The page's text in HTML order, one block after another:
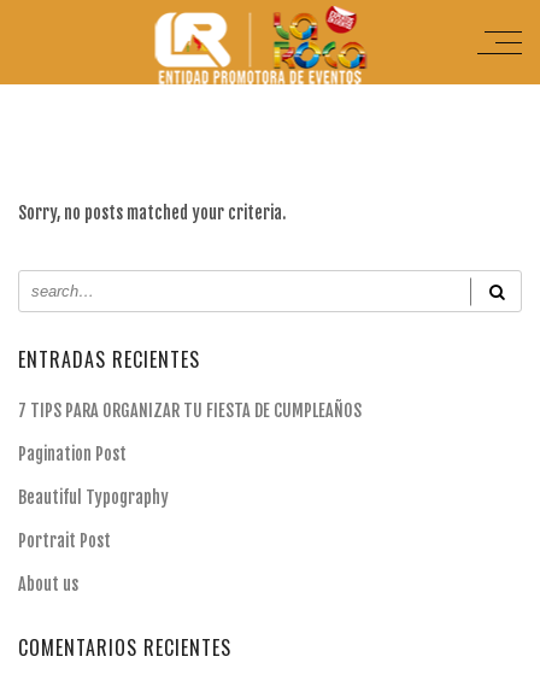
Sorry, no posts matched your criteria.
ENTRADAS RECIENTES
7 TIPS PARA ORGANIZAR TU FIESTA DE CUMPLEAÑOS
Pagination Post
Beautiful Typography
Portrait Post
About us
COMENTARIOS RECIENTES